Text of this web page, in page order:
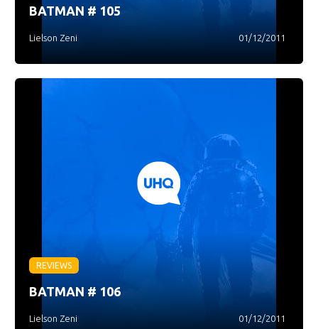
BATMAN # 105
Lielson Zeni 01/12/2011
REVIEWS
BATMAN # 106
Lielson Zeni 01/12/2011